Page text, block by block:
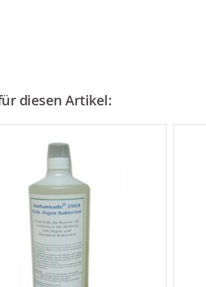
diesen Artikel: